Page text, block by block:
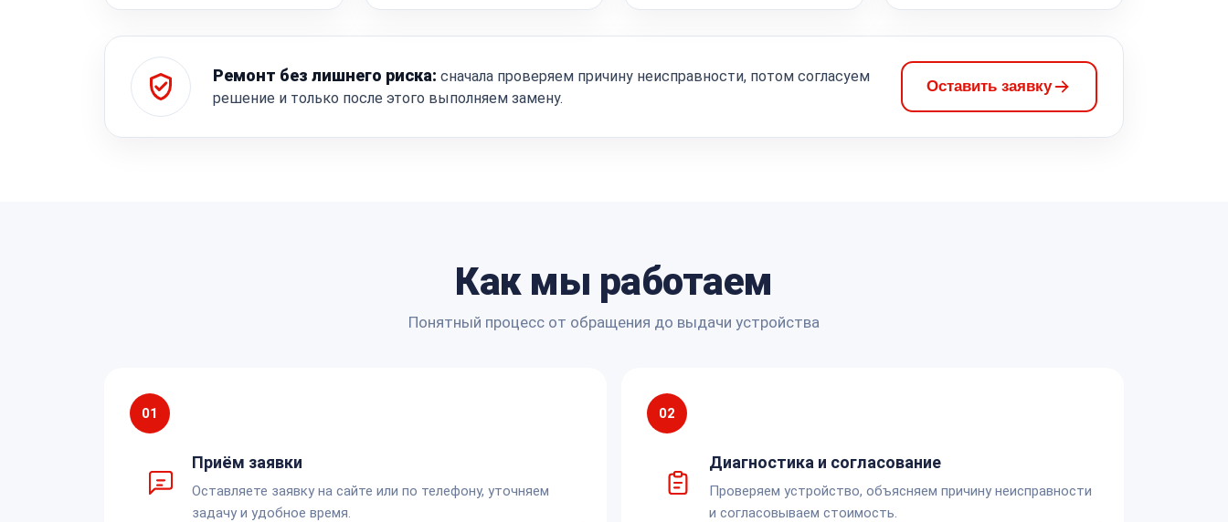
Ремонт без лишнего риска: сначала проверяем причину неисправности, потом согласуем
решение и только после этого выполняем замену.
Оставить заявку
Как мы работаем
Понятный процесс от обращения до выдачи устройства
01
Приём заявки
Оставляете заявку на сайте или по телефону, уточняем
задачу и удобное время.
02
Диагностика и согласование
Проверяем устройство, объясняем причину неисправности
и согласовываем стоимость.